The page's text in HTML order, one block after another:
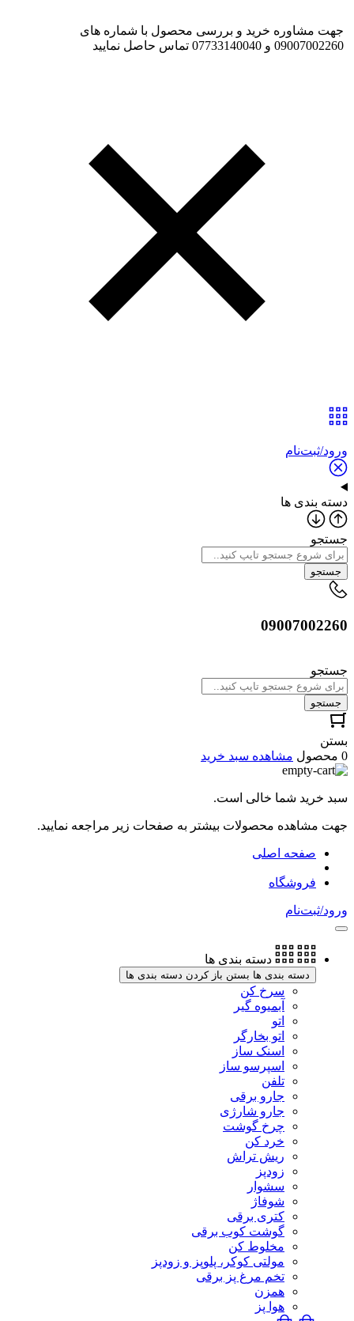
جهت مشاوره خرید و بررسی محصول با شماره های
09007002260 و 07733140040 تماس حاصل نمایید
ورود/ثبت‌نام
دسته بندی ها
جستجو
جستجو
09007002260
جستجو
جستجو
بستن
0 محصول
مشاهده سبد خرید
سبد خرید شما خالی است.
جهت مشاهده محصولات بیشتر به صفحات زیر مراجعه نمایید.
صفحه اصلی
فروشگاه
ورود/ثبت‌نام
دسته بندی ها
دسته بندی ها بستن باز کردن دسته بندی ها
سرخ کن
آبمیوه گیر
اتو
اتو بخارگر
اسنک ساز
اسپرسو ساز
تلفن
جارو برقی
جارو شارژی
چرخ گوشت
خرد کن
ریش تراش
زودپز
سشوار
شوفاژ
کتری برقی
گوشت کوب برقی
مخلوط کن
مولتی کوکر، پلوپز و زودپز
تخم مرغ پز برقی
همزن
هوا پز